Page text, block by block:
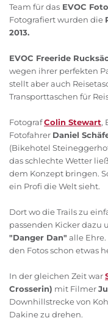
Team für das EVOC
Fotografiert wurden die
2013.
EVOC Freeride
wegen ihrer perfekten
stellt aber auch
Transporttaschen für
FotografColin Stewart,
Fotofahrer Daniel
(Bikehotel
das schlechte Wetter
dem Konzept bringen.
ein Profi die Welt sieht.
Dort wo die Trails zu
passenden Kicker dazu
"Danger Dan" alle
den Fotos schon etwas
In der gleichen Zeit war
Crosserin) mit Filmer
Downhillstrecke von
Dakine zu drehen.